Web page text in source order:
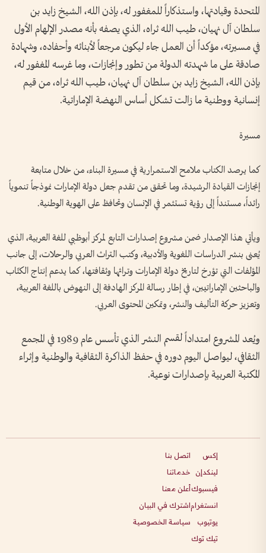
المتحدة وقيادتها، واستذكاراً للمغفور له، بإذن الله، الشيخ زايد بن
سلطان آل نهيان، طيب الله ثراه، الذي يصفه بأنه مصدر الإلهام الأول
في مسيرته، مؤكداً أن العمل جاء ليكون مرجعاً لأبنائه وأحفاده، وشهادة
صادقة على ما شهدته الدولة من تطور وإنجازات، وما غرسه المغفور له،
بإذن الله، الشيخ زايد بن سلطان آل نهيان، طيب الله ثراه، من قيم
إنسانية ووطنية ما زالت تشكل أساس النهضة الإماراتية.
مسيرة
كما يرصد الكتاب ملامح الاستمرارية في مسيرة البناء، من خلال متابعة
إنجازات القيادة الرشيدة، وما تحقق من تقدم جعل دولة الإمارات نموذجاً تنموياً
رائداً، مستنداً إلى رؤية تستثمر في الإنسان وتحافظ على الهوية الوطنية.
ويأتي هذا الإصدار ضمن مشروع إصدارات التابع لمركز أبوظبي للغة العربية، الذي
يُعنى بنشر الدراسات اللغوية والأدبية، وكتب التراث العربي والرحلات، إلى جانب
المؤلفات التي تؤرخ لتاريخ دولة الإمارات وتراثها وثقافتها، كما يدعم إنتاج الكتّاب
والباحثين الإماراتيين، في إطار رسالة المركز الهادفة إلى النهوض باللغة العربية،
وتعزيز حركة التأليف والنشر، وتمكين المحتوى العربي.
ويُعد المشروع امتداداً لقسم النشر الذي تأسس عام 1989 في المجمع
الثقافي، ليواصل اليوم دوره في حفظ الذاكرة الثقافية والوطنية وإثراء
المكتبة العربية بإصدارات نوعية.
إكس
لينكدإن
فيسبوك
انستغرام
يوتيوب
تيك توك
اتصل بنا
خدماتنا
أعلن معنا
اشترك في البيان
سياسة الخصوصية